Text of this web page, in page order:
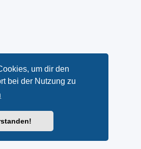
um dir den
bei der Nutzung zu